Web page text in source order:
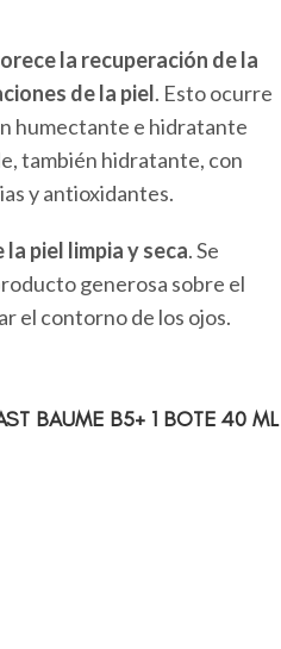
la recuperación de la
de la piel. Esto ocurre
humectante e hidratante
también hidratante, con
y antioxidantes.
piel limpia y seca. Se
generosa sobre el
el contorno de los ojos.
BAUME B5+ 1 BOTE 40 ML